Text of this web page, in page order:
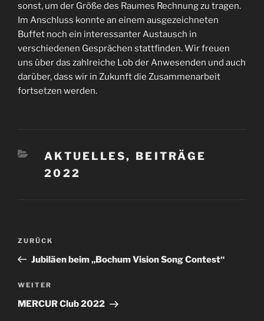
sonst, um der Größe des Raumes Rechnung zu tragen.
Im Anschluss konnte an einem ausgezeichneten
Buffet noch ein interessanter Austausch in
verschiedenen Gesprächen stattfinden. Wir freuen
uns über das zahlreiche Lob der Anwesenden und auch
darüber, dass wir in Zukunft die Zusammenarbeit
fortsetzen werden.
KATEGORIEN
AKTUELLES, BEITRÄGE
2022
Beitragsnavigation
Vorheriger
Beitrag
ZURÜCK
Jubiläen beim „Bochum Vision Song Contest“
Nächster
Beitrag
WEITER
MERCUR Club 2022